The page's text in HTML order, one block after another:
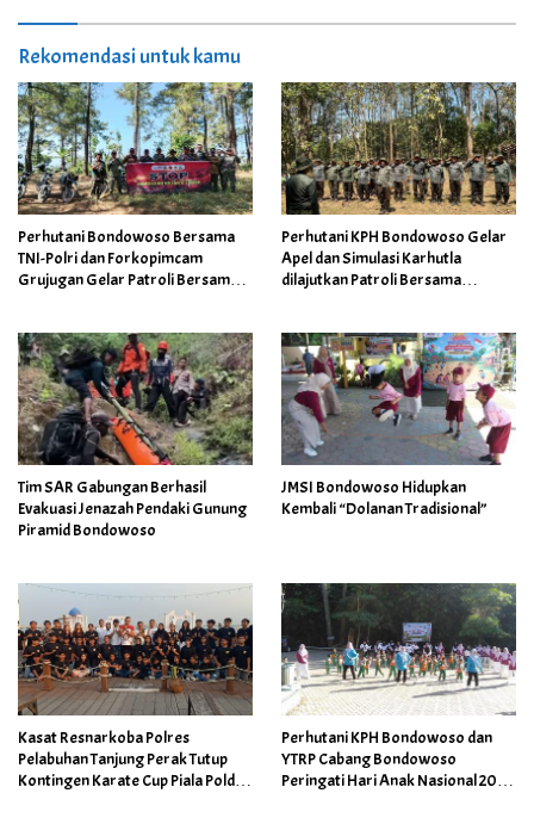
Rekomendasi untuk kamu
Perhutani Bondowoso Bersama
TNI-Polri dan Forkopimcam
Grujugan Gelar Patroli Bersama
Perhutani KPH Bondowoso Gelar
Apel dan Simulasi Karhutla
dilajutkan Patroli Bersama
Tim SAR Gabungan Berhasil
Evakuasi Jenazah Pendaki Gunung
Piramid Bondowoso
JMSI Bondowoso Hidupkan
Kembali “Dolanan Tradisional”
Kasat Resnarkoba Polres
Pelabuhan Tanjung Perak Tutup
Kontingen Karate Cup Piala Polda
Perhutani KPH Bondowoso dan
YTRP Cabang Bondowoso
Peringati Hari Anak Nasional 2026